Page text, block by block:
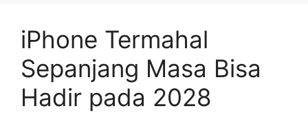
iPhone Termahal
Sepanjang Masa Bisa
Hadir pada 2028